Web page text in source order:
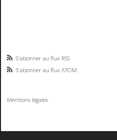
S'abonner au flux RSS
S'abonner au flux ATOM
Mentions légales